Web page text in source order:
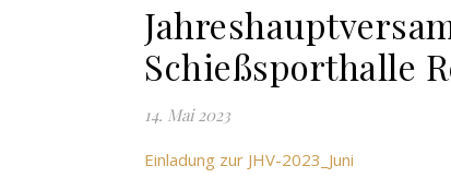
Schießsporthalle
14. Mai 2023
Einladung zur JHV-2023_Juni